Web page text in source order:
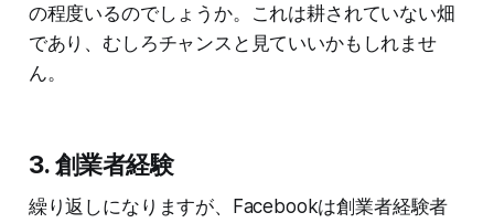
の程度いるのでしょうか。これは耕されていない畑
であり、むしろチャンスと見ていいかもしれませ
ん。
3. 創業者経験
繰り返しになりますが、Facebookは創業者経験者